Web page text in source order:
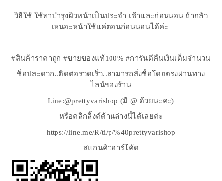
วิธีใช้ ใช้ทาบำรุงผิวหน้าเป็นประจำ เช้าและก่อนนอน ถ้ากลัว
เหนอะหน้าใช้แค่ตอนก่อนนอนได้ค่ะ
#สินค้าราคาถูก #ขายของแท้100% #การันตีคืนเงินเต็มจำนวน
ช็อปสะดวก..ติดต่อรวดเร็ว..สามารถสั่งซื้อโดยตรงผ่านทาง
ไลน์ของร้าน
Line:@prettyvarishop (มี @ ด้วยนะคะ)
หรือคลิกลิ้งค์ด้านล่างนี้ได้เลยค่ะ
https://line.me/R/ti/p/%40prettyvarishop
สแกนคิวอาร์โค้ด